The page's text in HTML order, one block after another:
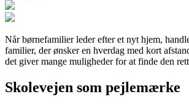
Når børnefamilier leder efter et nyt hjem,
familier, der ønsker en hverdag med kort
det giver mange muligheder for at finde den
Skolevejen som pejlemærke